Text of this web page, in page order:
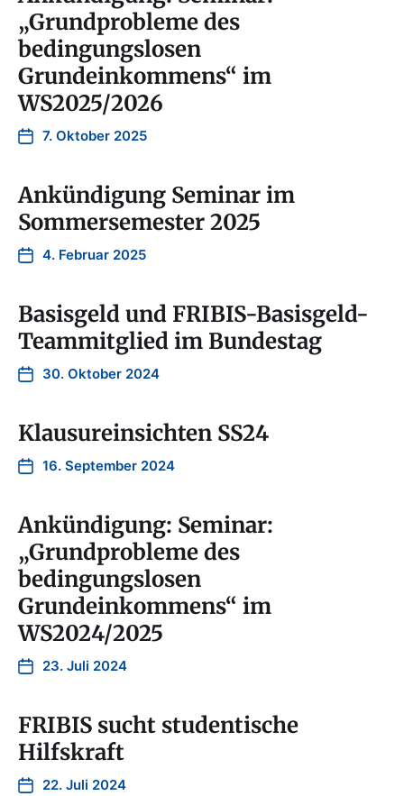
„Grundprobleme des
bedingungslosen
Grundeinkommens“ im
WS2025/2026
7. Oktober 2025
Ankündigung Seminar im
Sommersemester 2025
4. Februar 2025
Basisgeld und FRIBIS-Basisgeld-
Teammitglied im Bundestag
30. Oktober 2024
Klausureinsichten SS24
16. September 2024
Ankündigung: Seminar:
„Grundprobleme des
bedingungslosen
Grundeinkommens“ im
WS2024/2025
23. Juli 2024
FRIBIS sucht studentische
Hilfskraft
22. Juli 2024